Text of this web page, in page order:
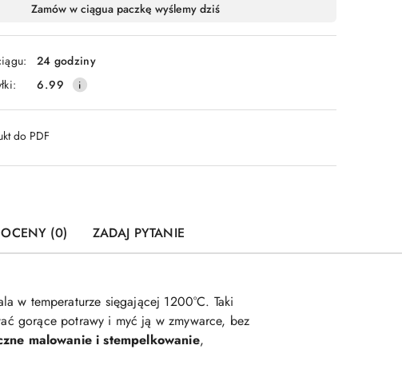
Zamów w ciągua paczkę wyślemy dziś
24 godziny
6.99
do PDF
(0) ZADAJ PYTANIE
w temperaturze sięgającej 1200°C. Taki
gorące potrawy i myć ją w zmywarce, bez
malowanie i stempelkowanie,